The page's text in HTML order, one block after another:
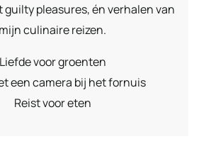
pleasures, én verhalen van
mijn culinaire reizen.
Liefde voor groenten
een camera bij het fornuis
Reist voor eten